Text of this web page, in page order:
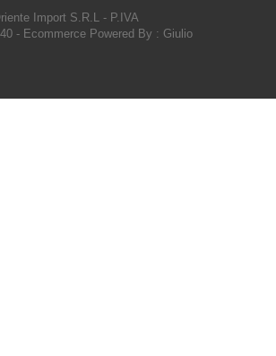
Import S.R.L - P.IVA
- Ecommerce Powered By : Giulio